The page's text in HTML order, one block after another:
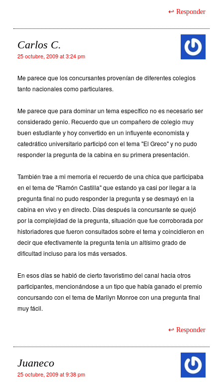
Responder
Carlos C.
25 octubre, 2009 at 3:24 pm
Me parece que los concursantes provenían de diferentes colegios
tanto nacionales como particulares.
Me parece que para dominar un tema específico no es necesario ser
considerado genio. Recuerdo que un compañero de colegio muy
buen estudiante y hoy convertido en un influyente economista y
catedrático universitario participó con el tema "El Greco" y no pudo
responder la pregunta de la cabina en su primera presentación.
También trae a mi memoria el recuerdo de una chica que participaba
en el tema de "Ramón Castilla" que estando ya casi por llegar a la
pregunta final no pudo responder la pregunta y se desmayó en la
cabina en vivo y en directo. Días después la concursante se quejó
por la complejidad de la pregunta, situación que fue corroborada por
historiadores que fueron consultados sobre el tema y coincidieron en
decir que efectivamente la pregunta tenía un altísimo grado de
dificultad incluso para los más versados.
En esos días se habló de cierto favoristimo del canal hacia otros
participantes, mencionándose a un tipo que había ganado el premio
concursando con el tema de Marilyn Monroe con una pregunta final
muy fácil.
Responder
Juaneco
25 octubre, 2009 at 9:38 pm